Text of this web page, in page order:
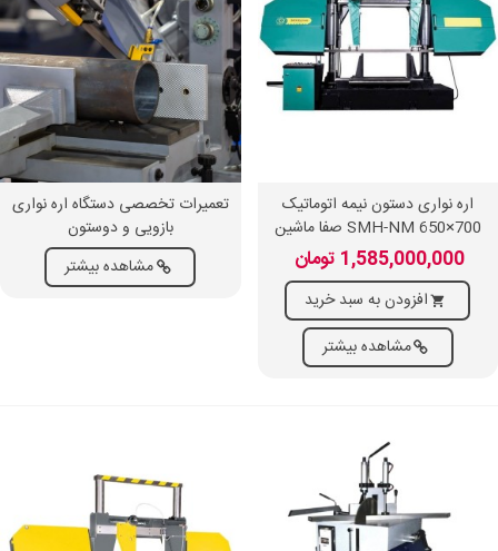
اره نواری دستون نیمه اتوماتیک
SMH-NM 650×700 صفا ماشین
1,585,000,000 تومان
افزودن به سبد خرید
مشاهده بیشتر
تعمیرات تخصصی دستگاه اره نواری
بازویی و دوستون
مشاهده بیشتر